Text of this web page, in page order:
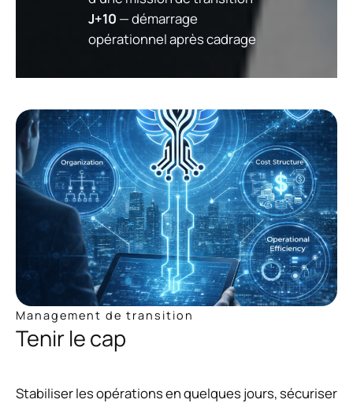
J+10 — démarrage
opérationnel après cadrage
Management de transition
Tenir le cap
Stabiliser les opérations en quelques jours, sécuriser